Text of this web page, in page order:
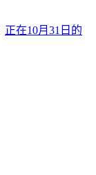
正在10月31日的